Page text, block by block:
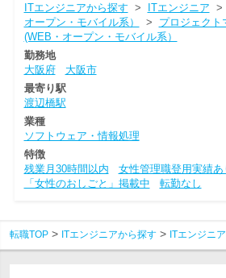
ITエンジニアから探す > ITエンジニア >
オープン・モバイル系）
> プロジェクト
(WEB・オープン・モバイル系）
勤務地
大阪府
大阪市
最寄り駅
渡辺橋駅
業種
ソフトウェア・情報処理
特徴
残業月30時間以内
女性管理職登用実績あ
「女性のおしごと」掲載中
転勤なし
転職TOP ITエンジニアから探す ITエンジニア